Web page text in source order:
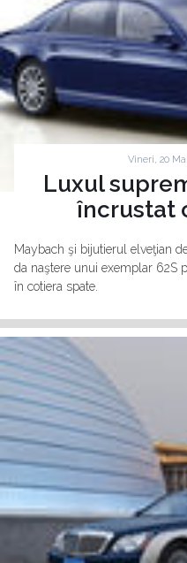
Vineri, 20 Mai
Luxul
încrustat
Maybach şi bijutierul elveţian
da naştere unui exemplar 62S
în cotiera spate.